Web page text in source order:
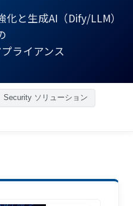
と生成AI（Dify/LLM）
ライアンス
Security ソリューション